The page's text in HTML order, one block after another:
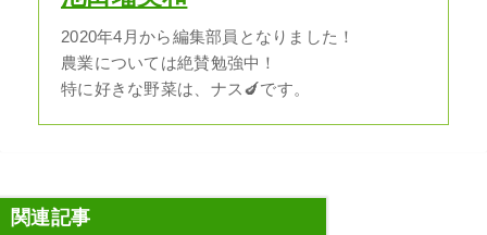
2020年4月から編集部員となりました！
農業については絶賛勉強中！
特に好きな野菜は、ナス🍆です。
関連記事